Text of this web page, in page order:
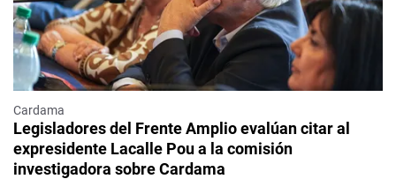
Cardama
Legisladores del Frente Amplio evalúan citar al
expresidente Lacalle Pou a la comisión
investigadora sobre Cardama